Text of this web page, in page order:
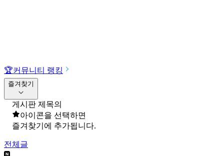
🏆커뮤니티 랭킹
즐겨찾기
게시판 제목의
아이콘을 선택하면
즐겨찾기에 추가됩니다.
전체글